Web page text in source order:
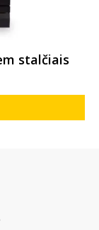
stalčiais